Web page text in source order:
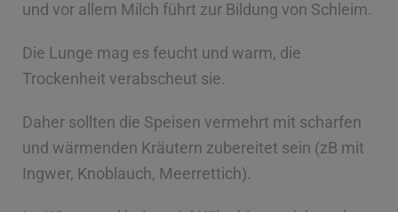
und vor allem Milch führt zur Bildung von Schleim.
Die Lunge mag es feucht und warm, die
Trockenheit verabscheut sie.
Daher sollten die Speisen vermehrt mit scharfen
und wärmenden Kräutern zubereitet sein (zB mit
Ingwer, Knoblauch, Meerrettich).